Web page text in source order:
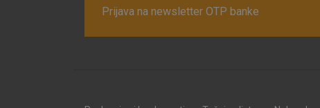
Prijava na newsletter OTP banke